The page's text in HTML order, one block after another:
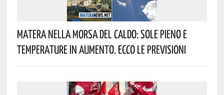
Matera Nella Morsa Del Caldo: Sole Pieno E
Temperature In Aumento. Ecco Le Previsioni